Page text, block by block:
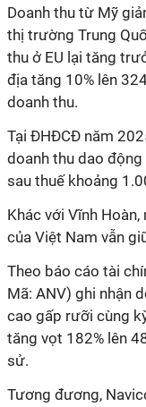
Doanh thu từ Mỹ
thị trường Trung
thu ở EU lại tăng
địa tăng 10% lên
doanh thu.
Tại ĐHĐCĐ năm
doanh thu dao
sau thuế khoảng
Khác với Vĩnh
của Việt Nam vẫn
Theo báo cáo tài
Mã: ANV) ghi nhận
cao gấp rưỡi cùng
tăng vọt 182% lên
sử.
Tương đương,